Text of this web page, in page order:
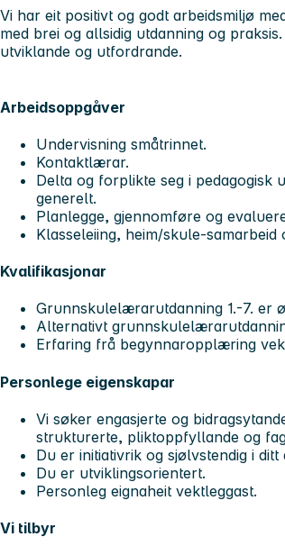
Vi har eit positivt og godt arbeidsmiljø
med brei og allsidig utdanning og
utviklande og utfordrande.
Arbeidsoppgåver
Undervisning småtrinnet.
Kontaktlærar.
Delta og forplikte seg i pedagogisk
generelt.
Planlegge, gjennomføre og
Klasseleiing, heim/skule-samarbeid
Kvalifikasjonar
Grunnskulelærarutdanning 1.-7. er
Alternativt
Erfaring frå begynnaropplæring
Personlege eigenskapar
Vi søker engasjerte og
strukturerte, pliktoppfyllande og
Du er initiativrik og sjølvstendig i ditt
Du er utviklingsorientert.
Personleg eignaheit vektleggast.
Vi tilbyr